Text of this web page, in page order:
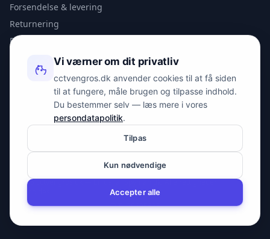
Forsendelse & levering
Returnering
Privatlivspolitik
KONTAKT
info@spyman.dk
Peter Bangs Vej 153, 2000 Frederiksberg
© 2026 cctvengros.dk — En del af Spyman.dk. Alle rettigheder
CVR: 30605675
Vi værner om dit privatliv
cctvengros.dk anvender cookies til at få siden
til at fungere, måle brugen og tilpasse indhold.
Du bestemmer selv — læs mere i vores
persondatapolitik.
Tilpas
Kun nødvendige
Accepter alle